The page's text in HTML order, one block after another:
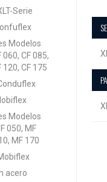
Serie
Modelos
060, CF 085,
120, CF 175
Modelos
050, MF
MF 170
acero